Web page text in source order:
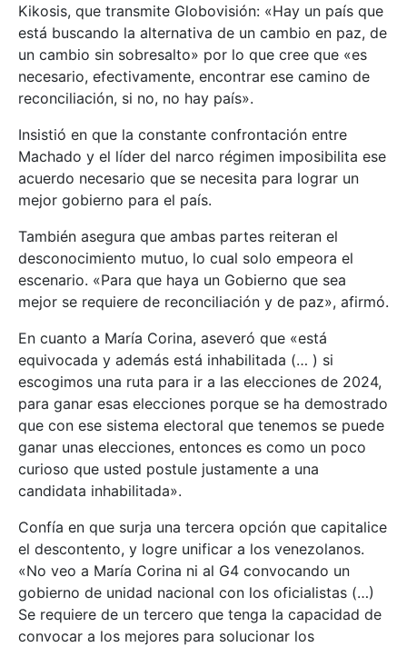
Kikosis, que transmite Globovisión: «Hay un país que
está buscando la alternativa de un cambio en paz, de
un cambio sin sobresalto» por lo que cree que «es
necesario, efectivamente, encontrar ese camino de
reconciliación, si no, no hay país».
Insistió en que la constante confrontación entre
Machado y el líder del narco régimen imposibilita ese
acuerdo necesario que se necesita para lograr un
mejor gobierno para el país.
También asegura que ambas partes reiteran el
desconocimiento mutuo, lo cual solo empeora el
escenario. «Para que haya un Gobierno que sea
mejor se requiere de reconciliación y de paz», afirmó.
En cuanto a María Corina, aseveró que «está
equivocada y además está inhabilitada (… ) si
escogimos una ruta para ir a las elecciones de 2024,
para ganar esas elecciones porque se ha demostrado
que con ese sistema electoral que tenemos se puede
ganar unas elecciones, entonces es como un poco
curioso que usted postule justamente a una
candidata inhabilitada».
Confía en que surja una tercera opción que capitalice
el descontento, y logre unificar a los venezolanos.
«No veo a María Corina ni al G4 convocando un
gobierno de unidad nacional con los oficialistas (…)
Se requiere de un tercero que tenga la capacidad de
convocar a los mejores para solucionar los